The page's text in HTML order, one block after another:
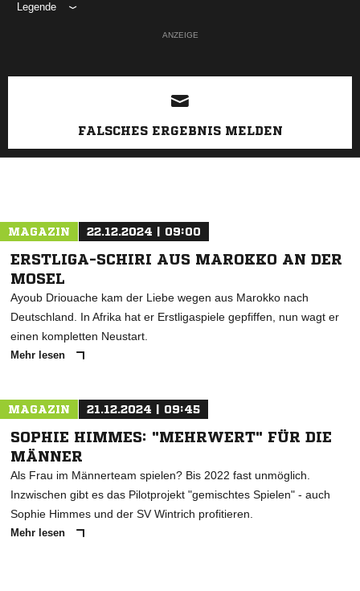
Legende
ANZEIGE
FALSCHES ERGEBNIS MELDEN
MAGAZIN 22.12.2024 | 09:00
ERSTLIGA-SCHIRI AUS MAROKKO AN DER
MOSEL
Ayoub Driouache kam der Liebe wegen aus Marokko nach
Deutschland. In Afrika hat er Erstligaspiele gepfiffen, nun wagt er
einen kompletten Neustart.
Mehr lesen
MAGAZIN 21.12.2024 | 09:45
SOPHIE HIMMES: "MEHRWERT" FÜR DIE
MÄNNER
Als Frau im Männerteam spielen? Bis 2022 fast unmöglich.
Inzwischen gibt es das Pilotprojekt "gemischtes Spielen" - auch
Sophie Himmes und der SV Wintrich profitieren.
Mehr lesen